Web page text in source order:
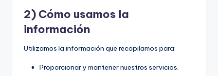
2) Cómo usamos la
información
Utilizamos la información que recopilamos para:
Proporcionar y mantener nuestros servicios.